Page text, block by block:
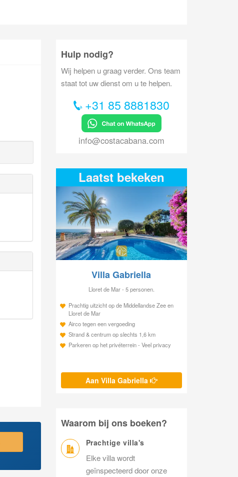
Hulp nodig?
Wij helpen u graag verder. Ons team
staat tot uw dienst om u te helpen.
+31 85 8881830
info@costacabana.com
Laatst bekeken
Villa Gabriella
Lloret de Mar - 5 personen.
Prachtig uitzicht op de Middellandse Zee en
Lloret de Mar
Airco tegen een vergoeding
Strand & centrum op slechts 1,6 km
Parkeren op het privéterrein - Veel privacy
Aan Villa Gabriella
Waarom bij ons boeken?
Prachtige villa's
Elke villa wordt
geïnspecteerd door onze